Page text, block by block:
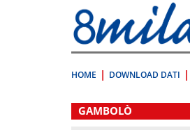
direttamente
a:
Contenuto
HOME DOWNLOAD DATI
.
GAMBOLÒ